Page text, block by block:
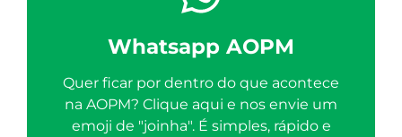
Whatsapp AOPM
Quer ficar por dentro do que acontece
na AOPM? Clique aqui e nos envie um
emoji de "joinha". É simples, rápido e